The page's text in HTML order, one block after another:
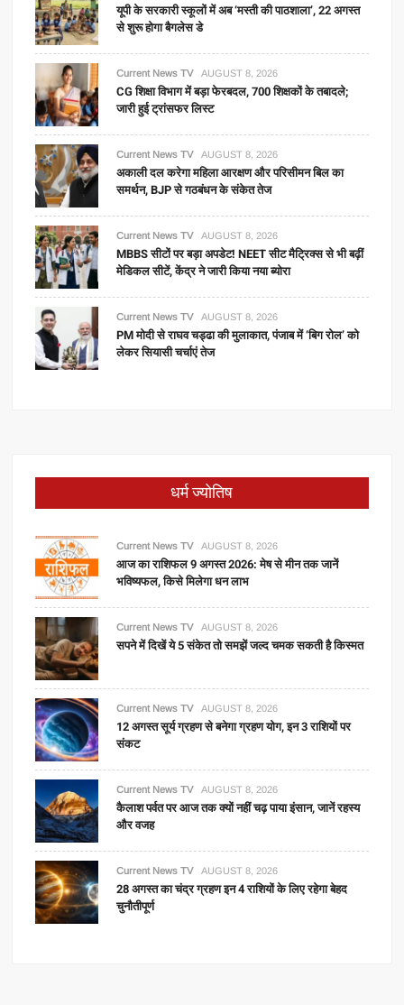
यूपी के सरकारी स्कूलों में अब ‘मस्ती की पाठशाला’, 22 अगस्त
से शुरू होगा बैगलेस डे
Current News TV AUGUST 8, 2026
CG शिक्षा विभाग में बड़ा फेरबदल, 700 शिक्षकों के तबादले;
जारी हुई ट्रांसफर लिस्ट
Current News TV AUGUST 8, 2026
अकाली दल करेगा महिला आरक्षण और परिसीमन बिल का
समर्थन, BJP से गठबंधन के संकेत तेज
Current News TV AUGUST 8, 2026
MBBS सीटों पर बड़ा अपडेट! NEET सीट मैट्रिक्स से भी बढ़ीं
मेडिकल सीटें, केंद्र ने जारी किया नया ब्योरा
Current News TV AUGUST 8, 2026
PM मोदी से राघव चड्ढा की मुलाकात, पंजाब में ‘बिग रोल’ को
लेकर सियासी चर्चाएं तेज
धर्म ज्योतिष
Current News TV AUGUST 8, 2026
आज का राशिफल 9 अगस्त 2026: मेष से मीन तक जानें
भविष्यफल, किसे मिलेगा धन लाभ
Current News TV AUGUST 8, 2026
सपने में दिखें ये 5 संकेत तो समझें जल्द चमक सकती है किस्मत
Current News TV AUGUST 8, 2026
12 अगस्त सूर्य ग्रहण से बनेगा ग्रहण योग, इन 3 राशियों पर
संकट
Current News TV AUGUST 8, 2026
कैलाश पर्वत पर आज तक क्यों नहीं चढ़ पाया इंसान, जानें रहस्य
और वजह
Current News TV AUGUST 8, 2026
28 अगस्त का चंद्र ग्रहण इन 4 राशियों के लिए रहेगा बेहद
चुनौतीपूर्ण